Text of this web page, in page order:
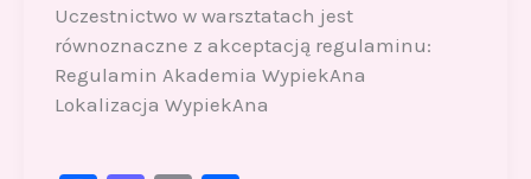
Uczestnictwo w warsztatach jest
równoznaczne z akceptacją regulaminu:
Regulamin Akademia WypiekAna
Lokalizacja WypiekAna